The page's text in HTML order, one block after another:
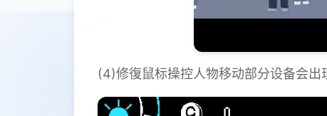
(4)修復鼠标操控人物移动部分设备会出